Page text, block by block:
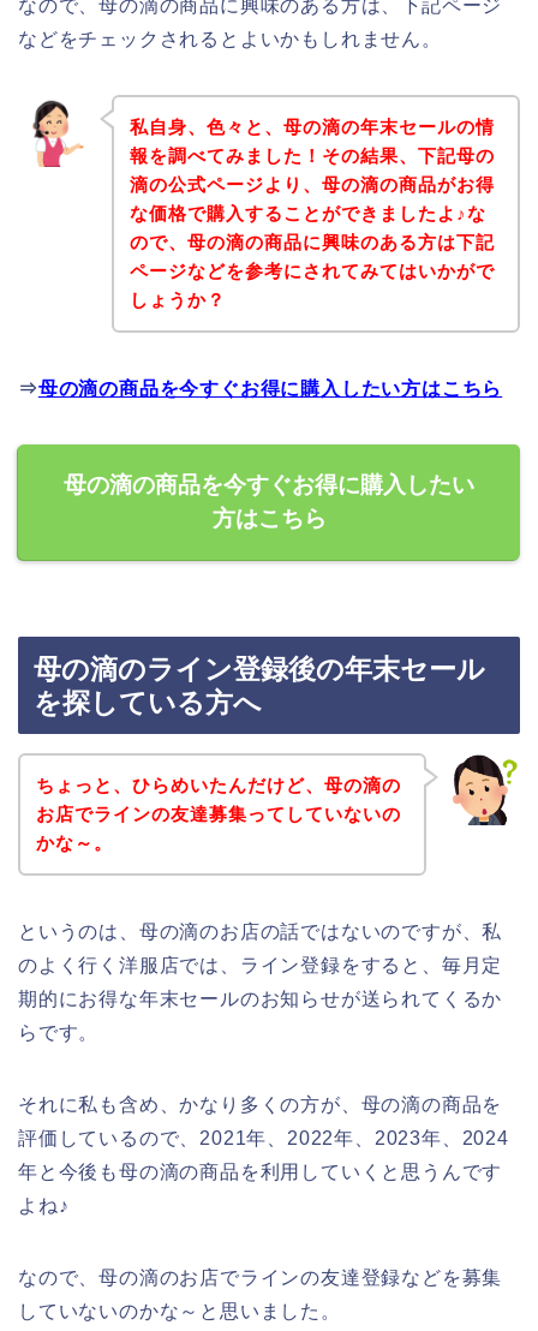
なので、母の滴の商品に興味のある方は、下記ページ
などをチェックされるとよいかもしれません。
私自身、色々と、母の滴の年末セールの情
報を調べてみました！その結果、下記母の
滴の公式ページより、母の滴の商品がお得
な価格で購入することができましたよ♪な
ので、母の滴の商品に興味のある方は下記
ページなどを参考にされてみてはいかがで
しょうか？
⇒母の滴の商品を今すぐお得に購入したい方はこちら
母の滴の商品を今すぐお得に購入したい
方はこちら
母の滴のライン登録後の年末セール
を探している方へ
ちょっと、ひらめいたんだけど、母の滴の
お店でラインの友達募集ってしていないの
かな～。
というのは、母の滴のお店の話ではないのですが、私
のよく行く洋服店では、ライン登録をすると、毎月定
期的にお得な年末セールのお知らせが送られてくるか
らです。
それに私も含め、かなり多くの方が、母の滴の商品を
評価しているので、2021年、2022年、2023年、2024
年と今後も母の滴の商品を利用していくと思うんです
よね♪
なので、母の滴のお店でラインの友達登録などを募集
していないのかな～と思いました。